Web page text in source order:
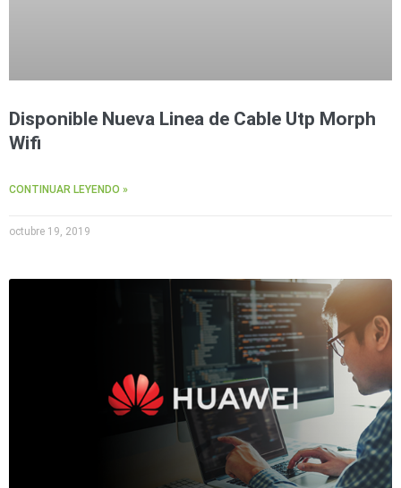
Disponible Nueva Linea de Cable Utp Morph
Wifi
CONTINUAR LEYENDO »
octubre 19, 2019